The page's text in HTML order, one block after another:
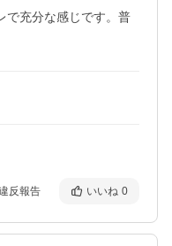
で充分な感じです。普
反報告 いいね 0